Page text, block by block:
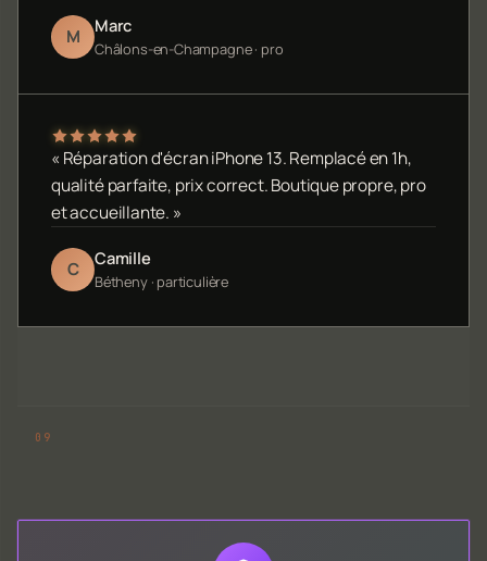
M Marc
Châlons-en-Champagne · pro
« Réparation d'écran iPhone 13. Remplacé en 1h,
qualité parfaite, prix correct. Boutique propre, pro
et accueillante. »
C Camille
Bétheny · particulière